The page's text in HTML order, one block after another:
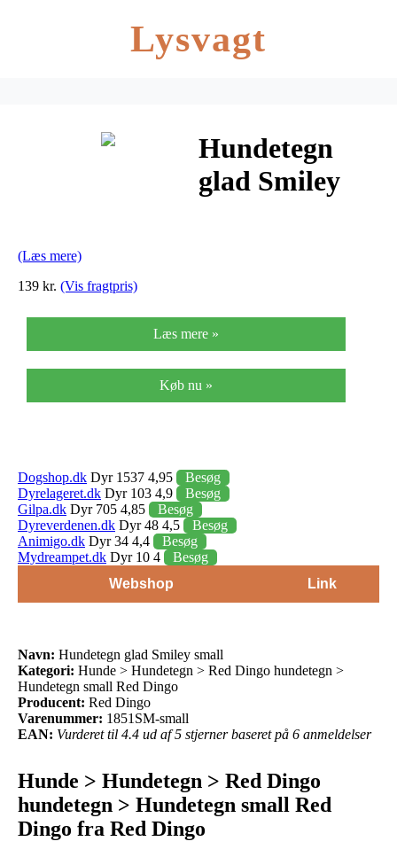
Lysvagt
Hundetegn
glad Smiley
(Læs mere)
139 kr. (Vis fragtpris)
Læs mere »
Køb nu »
Dogshop.dk Dyr 1537 4,95
Besøg
Dyrelageret.dk Dyr 103 4,9
Besøg
Gilpa.dk Dyr 705 4,85
Besøg
Dyreverdenen.dk Dyr 48 4,5
Besøg
Animigo.dk Dyr 34 4,4
Besøg
Mydreampet.dk Dyr 10 4
Besøg
Webshop
Link
Navn: Hundetegn glad Smiley small
Kategori: Hunde > Hundetegn > Red Dingo hundetegn >
Hundetegn small Red Dingo
Producent: Red Dingo
Varenummer: 1851SM-small
EAN: Vurderet til 4.4 ud af 5 stjerner baseret på 6 anmeldelser
Hunde > Hundetegn > Red Dingo
hundetegn > Hundetegn small Red
Dingo fra Red Dingo